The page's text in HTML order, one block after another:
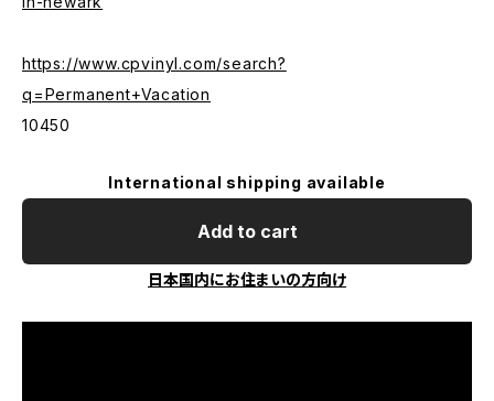
https://www.cpvinyl.com/search?
q=Permanent+Vacation
10450
International shipping available
Add to cart
日本国内にお住まいの方向け